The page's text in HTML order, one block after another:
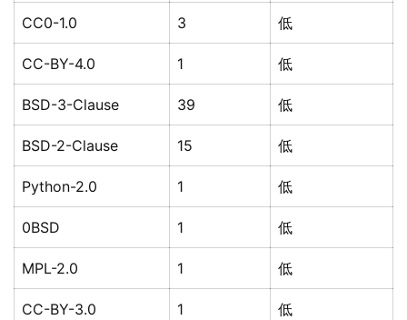
CC0-1.0 3 低
CC-BY-4.0 1 低
BSD-3-Clause 39 低
BSD-2-Clause 15 低
Python-2.0 1 低
0BSD 1 低
MPL-2.0 1 低
CC-BY-3.0 1 低